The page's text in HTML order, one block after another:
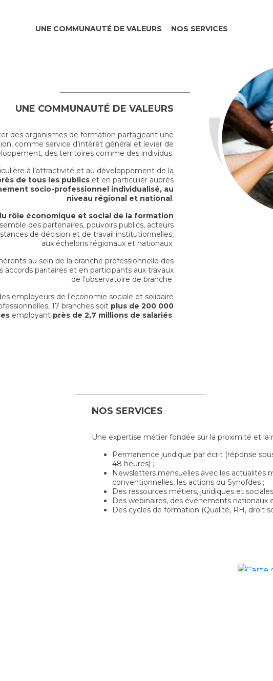
UNE COMMUNAUTÉ DE VALEURS NOS SERVICES
UNE COMMUNAUTÉ DE VALEURS
des organismes de formation partageant une
comme service d’intérêt général et levier de
des territoires comme des individus.
à l’attractivité et au développement de la
de tous les publics et en particulier auprès
socio-professionnel individualisé, au
niveau régional et national.
rôle économique et social de la formation
des partenaires, pouvoirs publics, acteurs
de décision et de travail institutionnelles,
aux échelons régionaux et nationaux.
au sein de la branche professionnelle des
paritaires et en participants aux travaux
de l’observatoire de branche.
employeurs de l’économie sociale et solidaire
17 branches soit plus de 200 000
employant près de 2,7 millions de salariés.
NOS SERVICES
Une expertise métier fondée sur la proximité et la
Permanence juridique par écrit (réponse
48 heures) ;
Newsletters mensuelles avec les actualités
conventionnelles, les actions du Synofdes ;
Des ressources métiers, juridiques et
Des webinaires, des événements nationaux
Des cycles de formation (Qualité, RH, droit